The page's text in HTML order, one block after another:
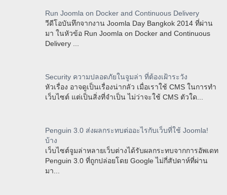
Run Joomla on Docker and Continuous Delivery
วีดีโอบันทึกจากงาน Joomla Day Bangkok 2014 ที่ผ่าน
มา ในหัวข้อ Run Joomla on Docker and Continuous
Delivery ...
Security ความปลอดภัยในจูมล่า ที่ต้องเฝ้าระวัง
หัวเรื่อง อาจดูเป็นเรื่องน่ากลัว เมื่อเราใช้ CMS ในการทำ
เว็บไซต์ แต่เป็นสิ่งที่จำเป็น ไม่ว่าจะใช้ CMS ตัวใด...
Penguin 3.0 ส่งผลกระทบต่ออะไรกับเว็บที่ใช้ Joomla!
บ้าง
เว็บไซต์จูมล่าหลายเว็บต่างได้รับผลกระทบจากการอัพเดท
Penguin 3.0 ที่ถูกปล่อยโดย Google ไม่กี่สัปดาห์ที่ผ่าน
มา...